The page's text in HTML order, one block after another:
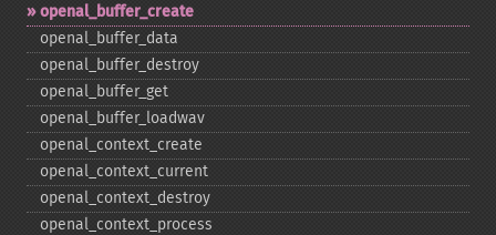
openal_​buffer_​create
openal_​buffer_​data
openal_​buffer_​destroy
openal_​buffer_​get
openal_​buffer_​loadwav
openal_​context_​create
openal_​context_​current
openal_​context_​destroy
openal_​context_​process